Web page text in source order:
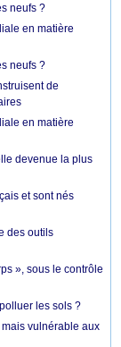
neufs ?
en matière
neufs ?
de
en matière
devenue la plus
et sont nés
des outils
», sous le contrôle
les sols ?
vulnérable aux